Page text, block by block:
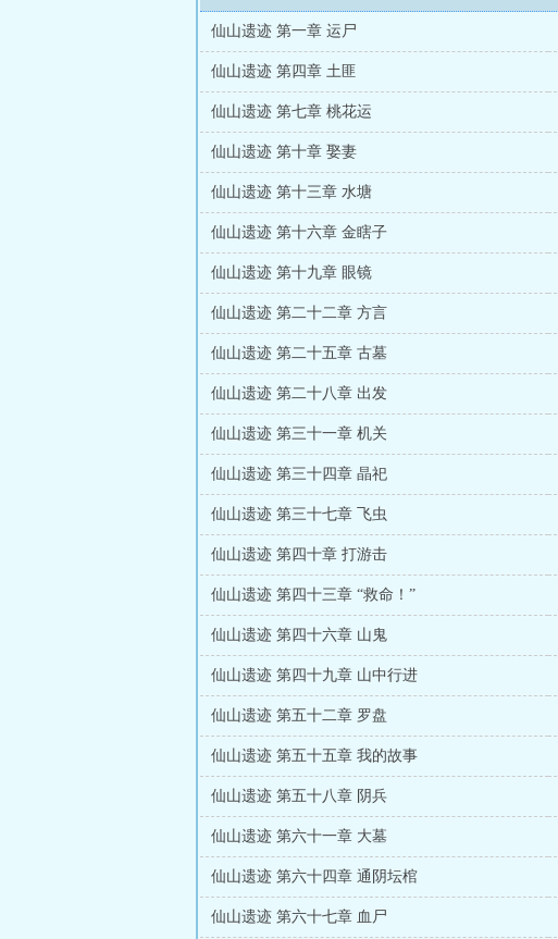
仙山遗迹 第一章 运尸
仙山遗迹 第四章 土匪
仙山遗迹 第七章 桃花运
仙山遗迹 第十章 娶妻
仙山遗迹 第十三章 水塘
仙山遗迹 第十六章 金瞎子
仙山遗迹 第十九章 眼镜
仙山遗迹 第二十二章 方言
仙山遗迹 第二十五章 古墓
仙山遗迹 第二十八章 出发
仙山遗迹 第三十一章 机关
仙山遗迹 第三十四章 晶祀
仙山遗迹 第三十七章 飞虫
仙山遗迹 第四十章 打游击
仙山遗迹 第四十三章 “救命！”
仙山遗迹 第四十六章 山鬼
仙山遗迹 第四十九章 山中行进
仙山遗迹 第五十二章 罗盘
仙山遗迹 第五十五章 我的故事
仙山遗迹 第五十八章 阴兵
仙山遗迹 第六十一章 大墓
仙山遗迹 第六十四章 通阴坛棺
仙山遗迹 第六十七章 血尸